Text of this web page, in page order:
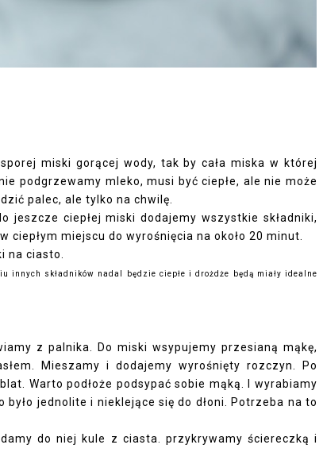
miski gorącej wody, tak by cała miska w której
podgrzewamy mleko, musi być ciepłe, ale nie może
palec, ale tylko na chwilę.
jeszcze ciepłej miski dodajemy wszystkie składniki,
miejscu do wyrośnięcia na około 20 minut.
na ciasto.
składników nadal będzie ciepłe i drożdże będą miały idealne
z palnika. Do miski wsypujemy przesianą mąkę,
Mieszamy i dodajemy wyrośnięty rozczyn. Po
Warto podłoże podsypać sobie mąką. I wyrabiamy
było jednolite i nieklejące się do dłoni. Potrzeba na to
do niej kule z ciasta. przykrywamy ściereczką i